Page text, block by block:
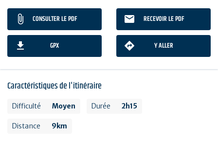
CONSULTER LE PDF RECEVOIR LE PDF
GPX Y ALLER
Caractéristiques de l'itinéraire
Difficulté Moyen Durée 2h15
Distance 9km